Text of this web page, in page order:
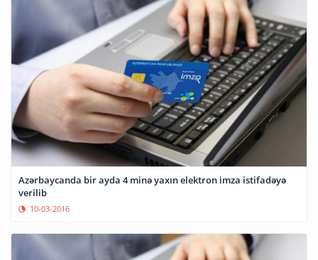
Azərbaycanda bir ayda 4 minə yaxın elektron imza istifadəyə
verilib
10-03-2016